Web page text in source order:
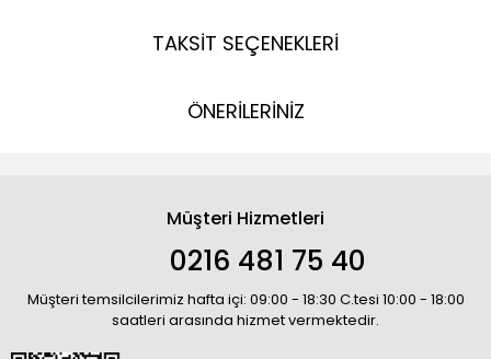
TAKSİT SEÇENEKLERİ
ÖNERİLERİNİZ
Müşteri Hizmetleri
0216 481 75 40
Müşteri temsilcilerimiz hafta içi: 09:00 - 18:30 C.tesi 10:00 - 18:00
saatleri arasında hizmet vermektedir.